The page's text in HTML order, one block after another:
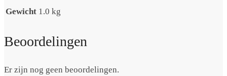
Gewicht 1.0 kg
Beoordelingen
Er zijn nog geen beoordelingen.